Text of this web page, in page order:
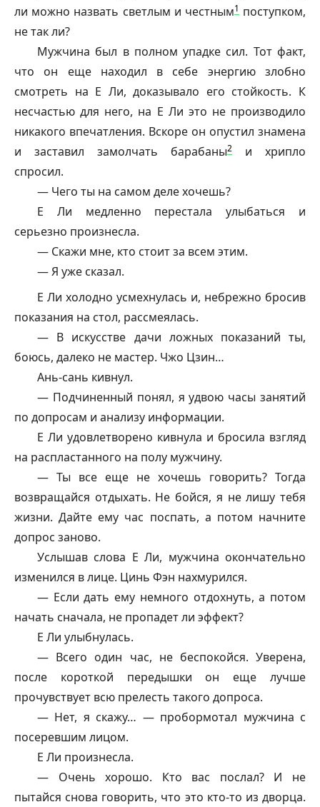
ли можно назвать светлым и честным1поступком,
не так ли?
Мужчина был в полном упадке сил. Тот факт,
что он еще находил в себе энергию злобно
смотреть на Е Ли, доказывало его стойкость. К
несчастью для него, на Е Ли это не производило
никакого впечатления. Вскоре он опустил знамена
и заставил замолчать барабаны2
и хрипло
спросил.
— Чего ты на самом деле хочешь?
Е Ли медленно перестала улыбаться и
серьезно произнесла.
— Скажи мне, кто стоит за всем этим.
— Я уже сказал.
Е Ли холодно усмехнулась и, небрежно бросив
показания на стол, рассмеялась.
— В искусстве дачи ложных показаний ты,
боюсь, далеко не мастер. Чжо Цзин…
Ань-сань кивнул.
— Подчиненный понял, я удвою часы занятий
по допросам и анализу информации.
Е Ли удовлетворено кивнула и бросила взгляд
на распластанного на полу мужчину.
— Ты все еще не хочешь говорить? Тогда
возвращайся отдыхать. Не бойся, я не лишу тебя
жизни. Дайте ему час поспать, а потом начните
допрос заново.
Услышав слова Е Ли, мужчина окончательно
изменился в лице. Цинь Фэн нахмурился.
— Если дать ему немного отдохнуть, а потом
начать сначала, не пропадет ли эффект?
Е Ли улыбнулась.
— Всего один час, не беспокойся. Уверена,
после короткой передышки он еще лучше
прочувствует всю прелесть такого допроса.
— Нет, я скажу… — пробормотал мужчина с
посеревшим лицом.
Е Ли произнесла.
— Очень хорошо. Кто вас послал? И не
пытайся снова говорить, что это кто-то из дворца.